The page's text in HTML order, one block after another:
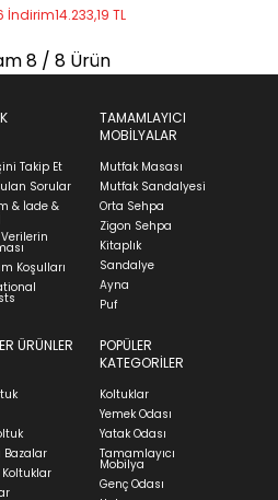
İndirim14.233,19 TL
8 / 8 Ürün
Takip Et
Sorular
& İade &
Koşulları
TAMAMLAYICI
MOBİLYALAR
Mutfak Masası
Mutfak Sandalyesi
Orta Sehpa
Zigon Sehpa
Kitaplık
Sandalye
Ayna
Puf
ÜRÜNLER
Bazalar
Koltuklar
POPÜLER
KATEGORİLER
Koltuklar
Yemek Odası
Yatak Odası
Tamamlayıcı
Mobilya
Genç Odası